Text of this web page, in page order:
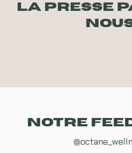
La presse
NOTRE